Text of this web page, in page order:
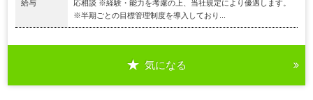
給与
応相談 ※経験・能力を考慮の上、当社規定により優遇します。
※半期ごとの目標管理制度を導入しており...
気になる